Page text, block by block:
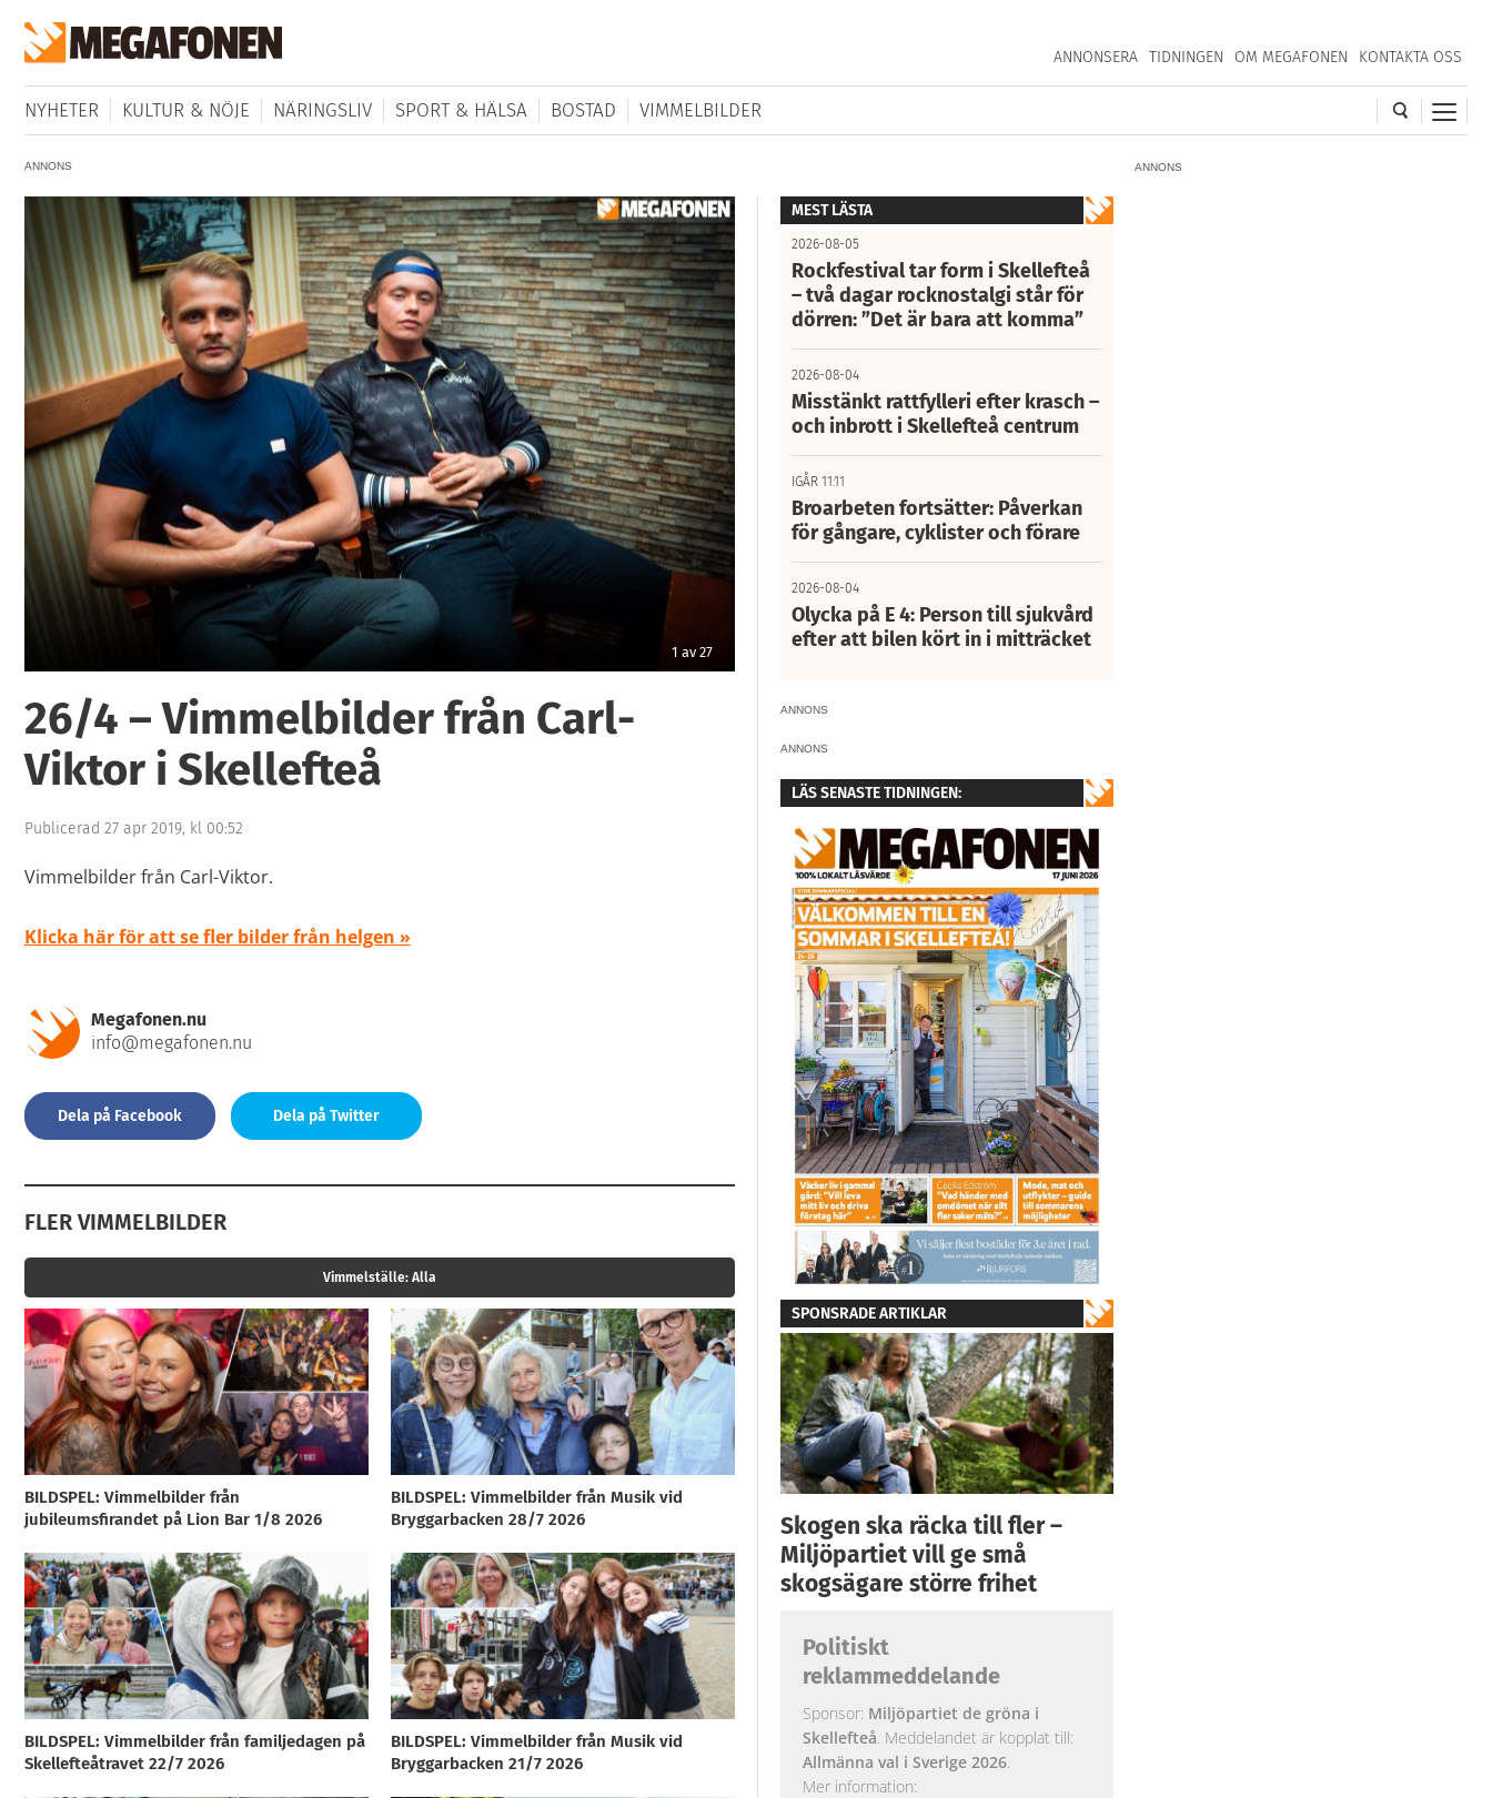
ANNONSERA TIDNINGEN OM MEGAFONEN KONTAKTA OSS
NYHETER KULTUR & NÖJE NÄRINGSLIV SPORT & HÄLSA BOSTAD VIMMELBILDER
ANNONS
ANNONS
2 av 27
26/4 – Vimmelbilder från Carl-
Viktor i Skellefteå
Publicerad 27 apr 2019, kl 00:52
Vimmelbilder från Carl-Viktor.
Klicka här för att se fler bilder från helgen »
Megafonen.nu
info@megafonen.nu
Dela på Facebook Dela på Twitter
FLER VIMMELBILDER
Vimmelställe: Alla
BILDSPEL: Vimmelbilder från
jubileumsfirandet på Lion Bar 1/8 2026
BILDSPEL: Vimmelbilder från Musik vid
Bryggarbacken 28/7 2026
BILDSPEL: Vimmelbilder från familjedagen på
Skellefteåtravet 22/7 2026
BILDSPEL: Vimmelbilder från Musik vid
Bryggarbacken 21/7 2026
MEST LÄSTA
2026-08-05
Rockfestival tar form i Skellefteå
– två dagar rocknostalgi står för
dörren: ”Det är bara att komma”
2026-08-04
Misstänkt rattfylleri efter krasch –
och inbrott i Skellefteå centrum
IGÅR 11:11
Broarbeten fortsätter: Påverkan
för gångare, cyklister och förare
2026-08-04
Olycka på E 4: Person till sjukvård
efter att bilen kört in i mitträcket
ANNONS
ANNONS
LÄS SENASTE TIDNINGEN:
SPONSRADE ARTIKLAR
Skogen ska räcka till fler –
Miljöpartiet vill ge små
skogsägare större frihet
Politiskt
reklammeddelande
Sponsor: Miljöpartiet de gröna i
Skellefteå. Meddelandet är kopplat till:
Allmänna val i Sverige 2026.
Mer information: